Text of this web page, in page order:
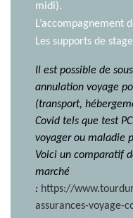
midi).
L’accompagnement
Les supports de
Il est possible de
annulation voyage
(transport,
Covid tels que test
voyager ou maladie
Voici un comparatif
marché
: https://
assurances-voyage-